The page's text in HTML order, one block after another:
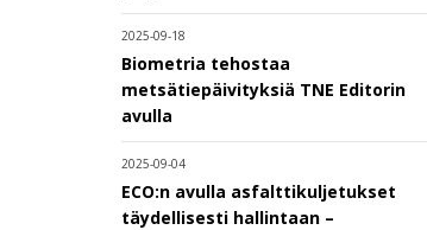
2025-09-18
Biometria tehostaa
metsätiepäivityksiä TNE Editorin
avulla
2025-09-04
ECO:n avulla asfalttikuljetukset
täydellisesti hallintaan –